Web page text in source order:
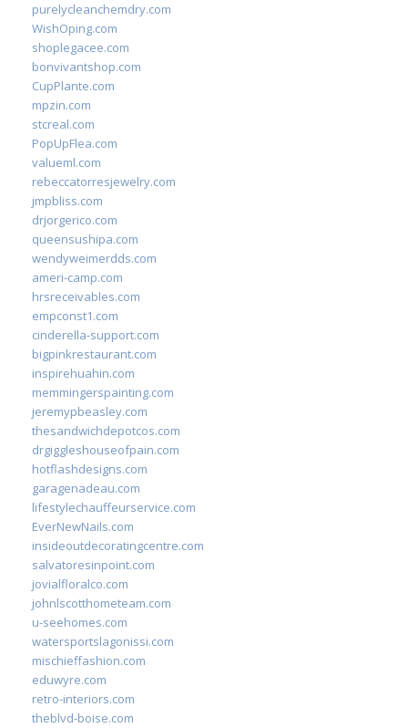
purelycleanchemdry.com
WishOping.com
shoplegacee.com
bonvivantshop.com
CupPlante.com
mpzin.com
stcreal.com
PopUpFlea.com
valueml.com
rebeccatorresjewelry.com
jmpbliss.com
drjorgerico.com
queensushipa.com
wendyweimerdds.com
ameri-camp.com
hrsreceivables.com
empconst1.com
cinderella-support.com
bigpinkrestaurant.com
inspirehuahin.com
memmingerspainting.com
jeremypbeasley.com
thesandwichdepotcos.com
drgiggleshouseofpain.com
hotflashdesigns.com
garagenadeau.com
lifestylechauffeurservice.com
EverNewNails.com
insideoutdecoratingcentre.com
salvatoresinpoint.com
jovialfloralco.com
johnlscotthometeam.com
u-seehomes.com
watersportslagonissi.com
mischieffashion.com
eduwyre.com
retro-interiors.com
theblvd-boise.com